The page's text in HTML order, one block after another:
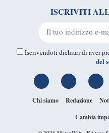
ISCRIVITI
Iscrivendoti dichiari di aver
del
Chi siamo Redazione
Cambia